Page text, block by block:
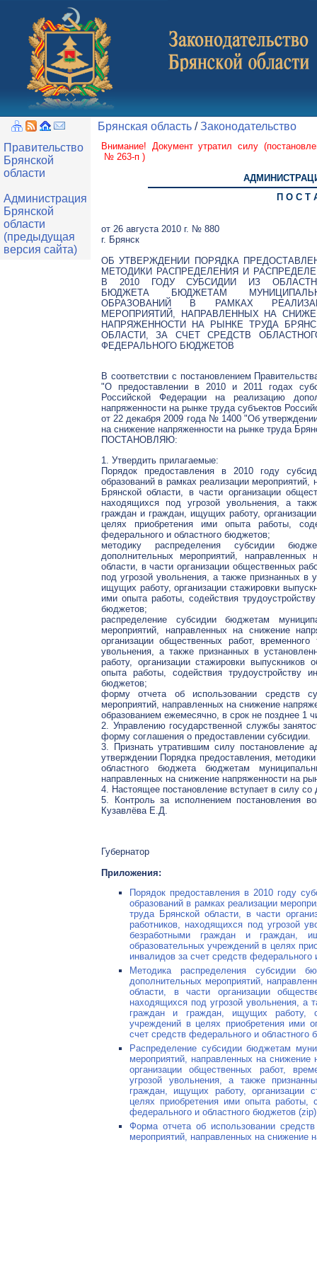
Правительство
Брянской
области
Администрация
Брянской
области
(предыдущая
версия сайта)
Брянская область /Законодательство
Внимание! Документ утратил силу (
№ 263-п )
П О С Т
от 26 августа 2010 г. № 880
г. Брянск
ОБ УТВЕРЖДЕНИИ ПОРЯДКА
МЕТОДИКИ РАСПРЕДЕЛЕНИЯ И
В 2010 ГОДУ СУБСИДИИ ИЗ
БЮДЖЕТА БЮДЖЕТАМ
ОБРАЗОВАНИЙ В РАМКАХ
МЕРОПРИЯТИЙ, НАПРАВЛЕННЫХ НА
НАПРЯЖЕННОСТИ НА РЫНКЕ ТРУДА
ОБЛАСТИ, ЗА СЧЕТ СРЕДСТВ
ФЕДЕРАЛЬНОГО БЮДЖЕТОВ
В соответствии с постановлением
"О предоставлении в 2010 и 2011 годах
Российской Федерации на реализацию
напряженности на рынке труда субъектов
от 22 декабря 2009 года № 1400 "Об
на снижение напряженности на рынке труда
ПОСТАНОВЛЯЮ:
1. Утвердить прилагаемые:
Порядок предоставления в 2010 году
образований в рамках реализации
Брянской области, в части организации
находящихся под угрозой увольнения, а
граждан и граждан, ищущих работу,
целях приобретения ими опыта работы,
федерального и областного бюджетов;
методику распределения субсидии
дополнительных мероприятий,
области, в части организации общественных
под угрозой увольнения, а также признанных в
ищущих работу, организации стажировки
ими опыта работы, содействия
бюджетов;
распределение субсидии бюджетам
мероприятий, направленных на снижение
организации общественных работ,
увольнения, а также признанных в
работу, организации стажировки
опыта работы, содействия трудоустройству
бюджетов;
форму отчета об использовании средств
мероприятий, направленных на снижение
образованием ежемесячно, в срок не позднее 1
2. Управлению государственной службы
форму соглашения о предоставлении субсидии.
3. Признать утратившим силу
утверждении Порядка предоставления,
областного бюджета бюджетам
направленных на снижение напряженности на
4. Настоящее постановление вступает в силу со
5. Контроль за исполнением постановления
Кузавлёва Е.Д.
Губернатор
Приложения:
Порядок предоставления в 2010 году
образований в рамках реализации
труда Брянской области, в части
работников, находящихся под угрозой
безработными граждан и граждан,
образовательных учреждений в целях
инвалидов за счет средств
Методика распределения субсидии
дополнительных мероприятий,
области, в части организации
находящихся под угрозой увольнения, а
граждан и граждан, ищущих работу,
учреждений в целях приобретения ими
счет средств федерального и областного
Распределение субсидии бюджетам
мероприятий, направленных на снижение
организации общественных работ,
угрозой увольнения, а также
граждан, ищущих работу, организации
целях приобретения ими опыта работы,
федерального и областного бюджетов (zip)
Форма отчета об использовании
мероприятий, направленных на снижение